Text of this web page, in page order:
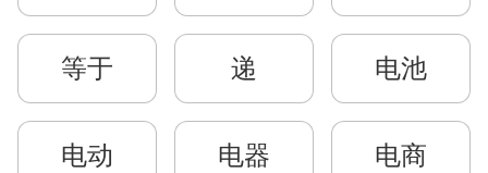
等于 递 电池
电动 电器 电商